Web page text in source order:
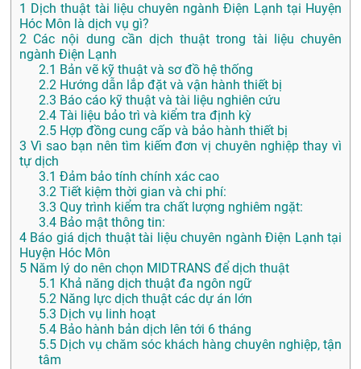
1 Dịch thuật tài liệu chuyên ngành Điện Lạnh tại Huyện
Hóc Môn là dịch vụ gì?
2 Các nội dung cần dịch thuật trong tài liệu chuyên
ngành Điện Lạnh
2.1 Bản vẽ kỹ thuật và sơ đồ hệ thống
2.2 Hướng dẫn lắp đặt và vận hành thiết bị
2.3 Báo cáo kỹ thuật và tài liệu nghiên cứu
2.4 Tài liệu bảo trì và kiểm tra định kỳ
2.5 Hợp đồng cung cấp và bảo hành thiết bị
3 Vì sao bạn nên tìm kiếm đơn vị chuyên nghiệp thay vì
tự dịch
3.1 Đảm bảo tính chính xác cao
3.2 Tiết kiệm thời gian và chi phí:
3.3 Quy trình kiểm tra chất lượng nghiêm ngặt:
3.4 Bảo mật thông tin:
4 Báo giá dịch thuật tài liệu chuyên ngành Điện Lạnh tại
Huyện Hóc Môn
5 Năm lý do nên chọn MIDTRANS để dịch thuật
5.1 Khả năng dịch thuật đa ngôn ngữ
5.2 Năng lực dịch thuật các dự án lớn
5.3 Dịch vụ linh hoạt
5.4 Bảo hành bản dịch lên tới 6 tháng
5.5 Dịch vụ chăm sóc khách hàng chuyên nghiệp, tận
tâm